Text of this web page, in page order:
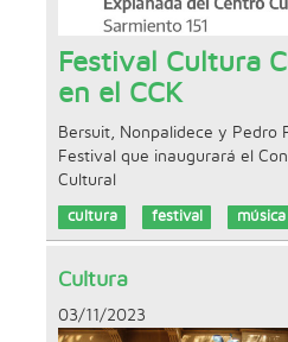
Festival Cultura
en el CCK
Bersuit, Nonpalidece y Pedro
Festival que inaugurará el
Cultural
cultura festival música
Cultura
03/11/2023